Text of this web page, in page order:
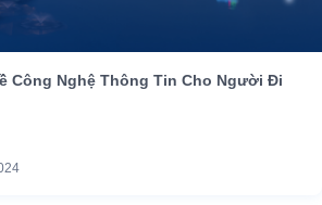
Công Nghệ Thông Tin Cho Người Đi